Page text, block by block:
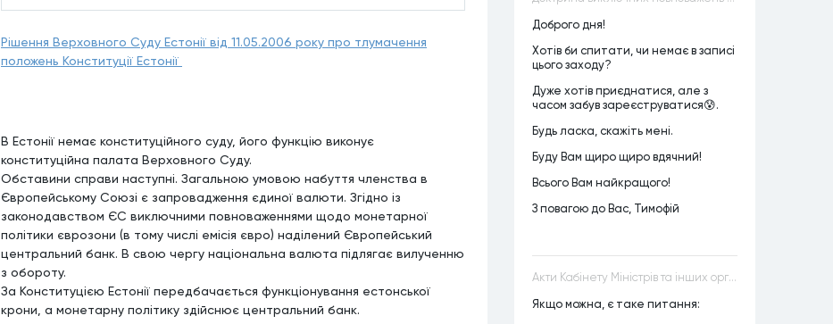
Рішення Верховного Суду Естонії від 11.05.2006 року про тлумачення
положень Конституції Естонії
В Естонії немає конституційного суду, його функцію виконує
конституційна палата Верховного Суду.
Обставини справи наступні. Загальною умовою набуття членства в
Європейському Союзі є запровадження єдиної валюти. Згідно із
законодавством ЄС виключними повноваженнями щодо монетарної
політики єврозони (в тому числі емісія євро) наділений Європейський
центральний банк. В свою чергу національна валюта підлягає вилученню
з обороту.
За Конституцією Естонії передбачається функціонування естонської
крони, а монетарну політику здійснює центральний банк.
Доброго дня!
Хотів би спитати, чи немає в записі
цього заходу?
Дуже хотів приєднатися, але з
часом забув зареєструватися😰.
Будь ласка, скажіть мені.
Буду Вам щиро щиро вдячний!
Всього Вам найкращого!
З повагою до Вас, Тимофій
Акти Кабінету Міністрів та інших органів державної влади як джерела конституційного права
Якщо можна, є таке питання: